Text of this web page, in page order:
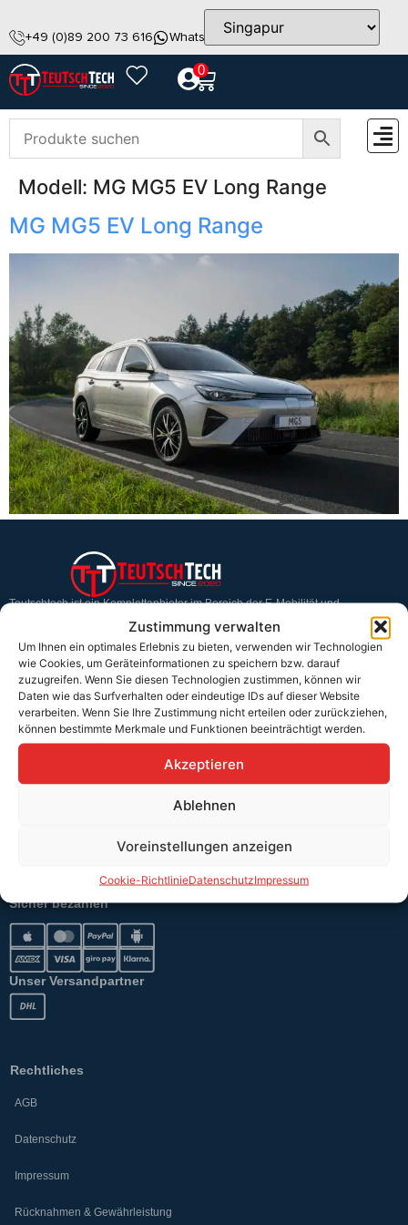
Zustimmung verwalten
Um Ihnen ein optimales Erlebnis zu bieten, verwenden wir Technologien
wie Cookies, um Geräteinformationen zu speichern bzw. darauf
zuzugreifen. Wenn Sie diesen Technologien zustimmen, können wir
Daten wie das Surfverhalten oder eindeutige IDs auf dieser Website
verarbeiten. Wenn Sie Ihre Zustimmung nicht erteilen oder zurückziehen,
können bestimmte Merkmale und Funktionen beeinträchtigt werden.
Akzeptieren
Ablehnen
Voreinstellungen anzeigen
Cookie-RichtlinieDatenschutzImpressum
+49 (0)89 200 73 616 WhatsApp info@teutschtech.com
0
Modell: MG MG5 EV Long Range
MG MG5 EV Long Range
Teutschtech ist ein Komplettanbieter im Bereich der E-Mobilität und
erneuerbaren Energien. Auf unserer Homepage findest du eine ausführliche
Übersicht über unsere Produkte und Dienstleistungen.
Service & Hilfe
Kontakt
Widerrufsbelehrung
Rücknahmen & Gewährleistung
Sicher bezahlen
Unser Versandpartner
Rechtliches
AGB
Datenschutz
Impressum
Rücknahmen & Gewährleistung